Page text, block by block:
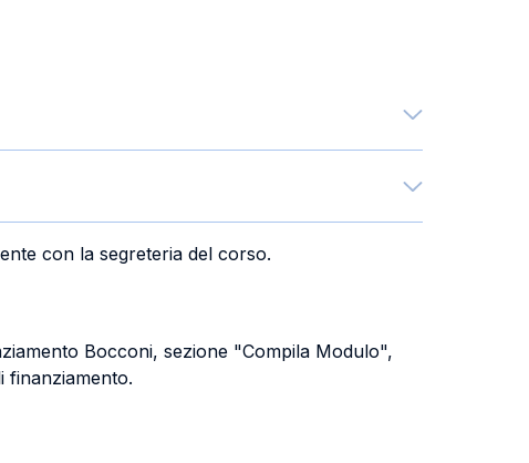
con la segreteria del corso.
Bocconi, sezione "Compila Modulo",
finanziamento.